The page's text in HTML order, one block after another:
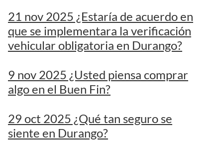
21 nov 2025 ¿Estaría de acuerdo en
que se implementara la verificación
vehicular obligatoria en Durango?
9 nov 2025 ¿Usted piensa comprar
algo en el Buen Fin?
29 oct 2025 ¿Qué tan seguro se
siente en Durango?